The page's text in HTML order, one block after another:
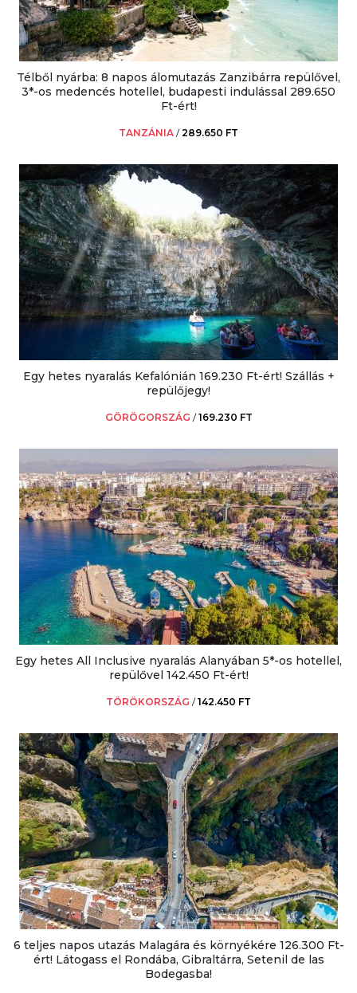
Télből nyárba: 8 napos álomutazás Zanzibárra repülővel,
3*-os medencés hotellel, budapesti indulással 289.650
Ft-ért!
TANZÁNIA /289.650 FT
Egy hetes nyaralás Kefalónián 169.230 Ft-ért! Szállás +
repülőjegy!
GÖRÖGORSZÁG /169.230 FT
Egy hetes All Inclusive nyaralás Alanyában 5*-os hotellel,
repülővel 142.450 Ft-ért!
TÖRÖKORSZÁG /142.450 FT
6 teljes napos utazás Malagára és környékére 126.300 Ft-
ért! Látogass el Rondába, Gibraltárra, Setenil de las
Bodegasba!